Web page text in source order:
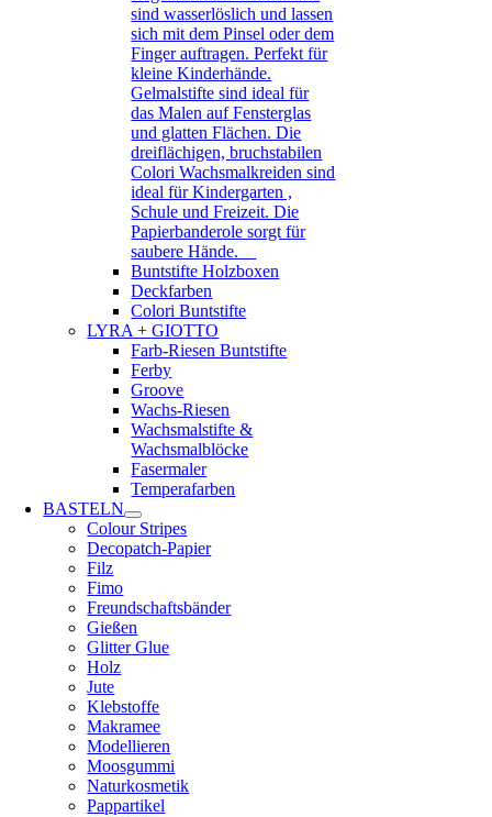
sind wasserlöslich und lassen
sich mit dem Pinsel oder dem
Finger auftragen. Perfekt für
kleine Kinderhände.
Gelmalstifte sind ideal für
das Malen auf Fensterglas
und glatten Flächen. Die
dreiflächigen, bruchstabilen
Colori Wachsmalkreiden sind
ideal für Kindergarten ,
Schule und Freizeit. Die
Papierbanderole sorgt für
saubere Hände.
Buntstifte Holzboxen
Deckfarben
Colori Buntstifte
LYRA + GIOTTO
Farb-Riesen Buntstifte
Ferby
Groove
Wachs-Riesen
Wachsmalstifte &
Wachsmalblöcke
Fasermaler
Temperafarben
BASTELN
Colour Stripes
Decopatch-Papier
Filz
Fimo
Freundschaftsbänder
Gießen
Glitter Glue
Holz
Jute
Klebstoffe
Makramee
Modellieren
Moosgummi
Naturkosmetik
Pappartikel